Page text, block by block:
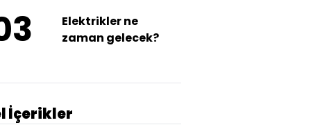
İçerikler
Elektrikler ne
zaman gelecek?